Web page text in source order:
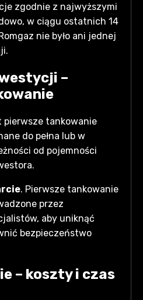
zgodnie z najwyższymi
w ciągu ostatnich 14
nie było ani jednej
–
pierwsze tankowanie
do pełna lub w
od pojemności
. Pierwsze tankowanie
przez
aby uniknąć
bezpieczeństwo
– koszty i czas